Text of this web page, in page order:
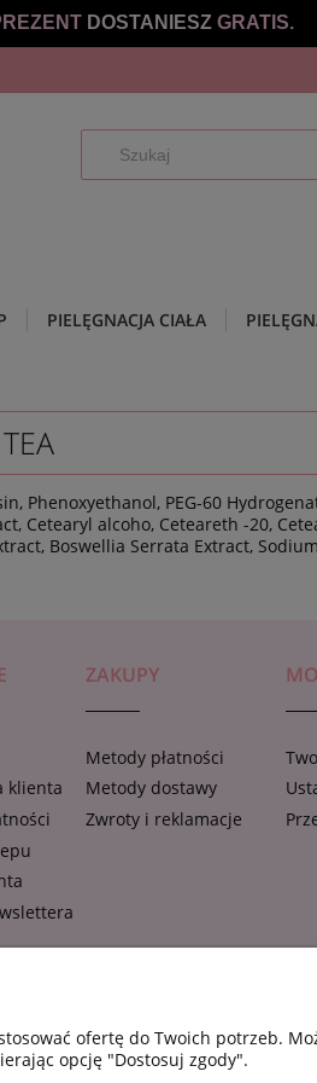
DOSTANIESZ GRATIS.
PIELĘGNACJA CIAŁA
Phenoxyethanol, PEG-60
Cetearyl alcoho, Ceteareth -20,
Boswellia Serrata Extract,
klienta
ZAKUPY
Metody płatności
Metody dostawy
Zwroty i reklamacje
ofertę do Twoich potrzeb.
opcję "Dostosuj zgody".